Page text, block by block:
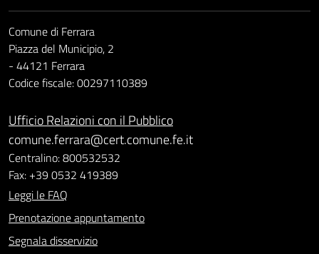
Comune di Ferrara
Piazza del Municipio, 2
- 44121 Ferrara
Codice fiscale: 00297110389
Ufficio Relazioni con il Pubblico
comune.ferrara@cert.comune.fe.it
Centralino: 800532532
Fax: +39 0532 419389
Leggi le FAQ
Prenotazione appuntamento
Segnala disservizio